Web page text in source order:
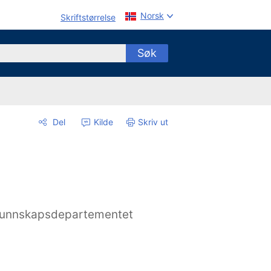
Skriftstørrelse Norsk
Søk
Del Kilde Skriv ut